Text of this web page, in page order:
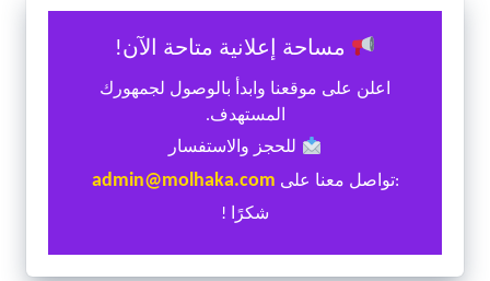
مساحة إعلانية متاحة الآن!
اعلن على موقعنا وابدأ بالوصول لجمهورك
المستهدف.
للحجز والاستفسار
:تواصل معنا على admin@molhaka.com
شكرًا !